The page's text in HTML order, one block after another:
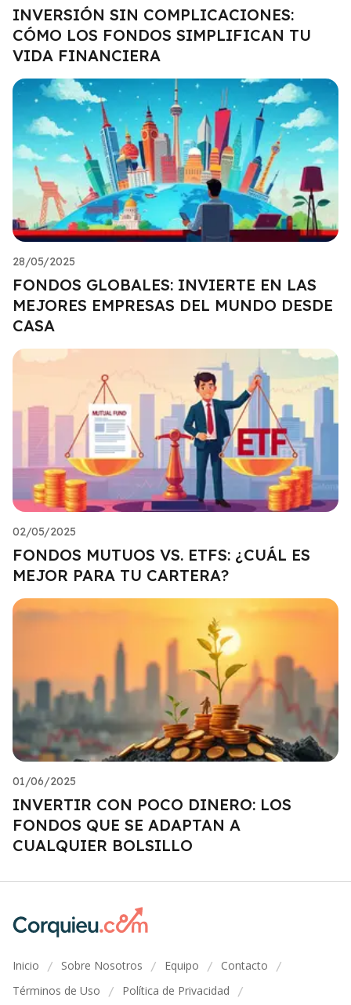
INVERSIÓN SIN COMPLICACIONES:
CÓMO LOS FONDOS SIMPLIFICAN TU
VIDA FINANCIERA
28/05/2025
FONDOS GLOBALES: INVIERTE EN LAS
MEJORES EMPRESAS DEL MUNDO DESDE
CASA
02/05/2025
FONDOS MUTUOS VS. ETFS: ¿CUÁL ES
MEJOR PARA TU CARTERA?
01/06/2025
INVERTIR CON POCO DINERO: LOS
FONDOS QUE SE ADAPTAN A
CUALQUIER BOLSILLO
Inicio / Sobre Nosotros / Equipo / Contacto /
Términos de Uso / Política de Privacidad /